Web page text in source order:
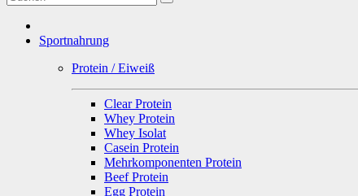
Sportnahrung
Protein / Eiweiß
Clear Protein
Whey Protein
Whey Isolat
Casein Protein
Mehrkomponenten Protein
Beef Protein
Egg Protein